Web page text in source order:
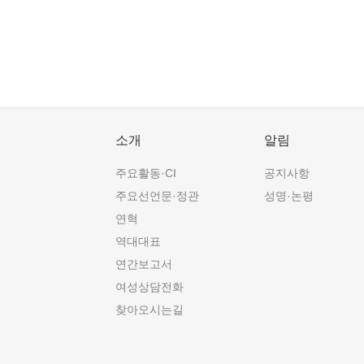
소개
주요활동·CI
주요선언문·정관
연혁
역대대표
연간보고서
여성상담전화
찾아오시는길
알림
공지사항
성명·논평